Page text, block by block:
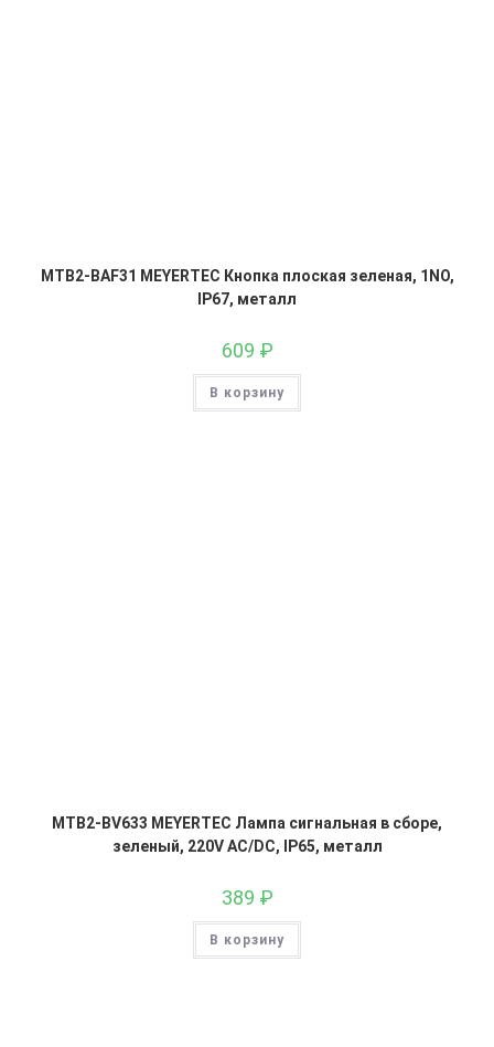
MTB2-BAF31 MEYERTEC Кнопка плоская зеленая, 1NO,
IP67, металл
609 ₽
В корзину
MTB2-BV633 MEYERTEC Лампа сигнальная в сборе,
зеленый, 220V AC/DC, IP65, металл
389 ₽
В корзину